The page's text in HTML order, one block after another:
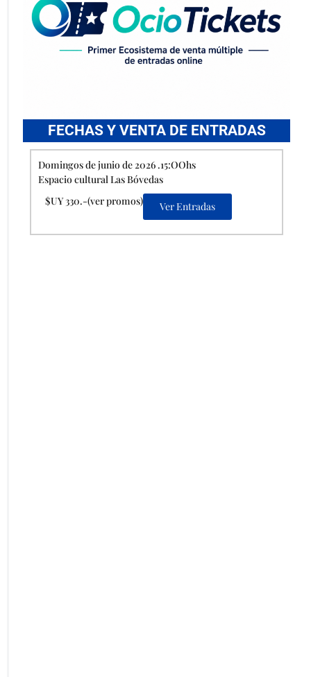
FECHAS Y VENTA DE ENTRADAS
Domingos de junio de 2026 .15:OOhs
Espacio cultural Las Bóvedas
$UY 330.-(ver promos)
Ver Entradas